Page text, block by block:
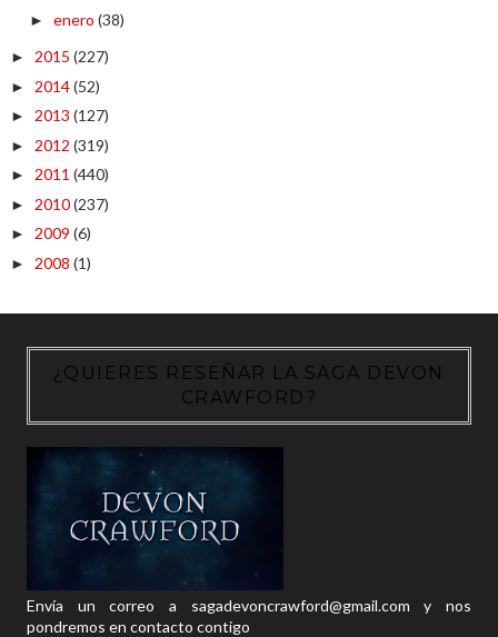
► enero (38)
► 2015 (227)
► 2014(52)
► 2013 (127)
► 2012 (319)
► 2011 (440)
► 2010(237)
► 2009 (6)
► 2008 (1)
¿QUIERES RESEÑAR LA SAGA DEVON
CRAWFORD?
Envía un correo a sagadevoncrawford@gmail.com y nos
pondremos en contacto contigo